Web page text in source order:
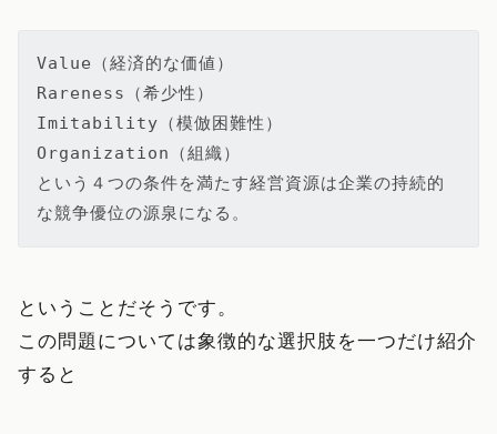
Value（経済的な価値）
Rareness（希少性）
Imitability（模倣困難性）
Organization（組織）
という４つの条件を満たす経営資源は企業の持続的
な競争優位の源泉になる。
ということだそうです。
この問題については象徴的な選択肢を一つだけ紹介
すると